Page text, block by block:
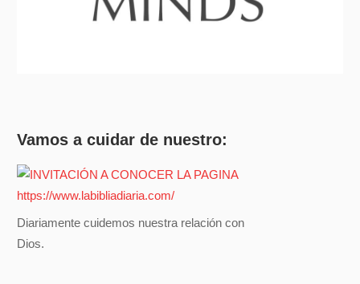
Vamos a cuidar de nuestro:
Diariamente cuidemos nuestra relación con
Dios.